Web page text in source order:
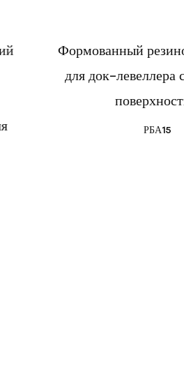
резиновый бампер
левеллера со стальной